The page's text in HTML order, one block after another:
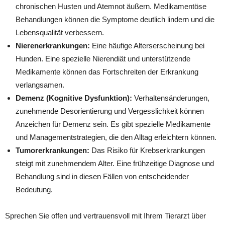
chronischen Husten und Atemnot äußern. Medikamentöse
Behandlungen können die Symptome deutlich lindern und die
Lebensqualität verbessern.
Nierenerkrankungen: Eine häufige Alterserscheinung bei
Hunden. Eine spezielle Nierendiät und unterstützende
Medikamente können das Fortschreiten der Erkrankung
verlangsamen.
Demenz (Kognitive Dysfunktion): Verhaltensänderungen,
zunehmende Desorientierung und Vergesslichkeit können
Anzeichen für Demenz sein. Es gibt spezielle Medikamente
und Managementstrategien, die den Alltag erleichtern können.
Tumorerkrankungen: Das Risiko für Krebserkrankungen
steigt mit zunehmendem Alter. Eine frühzeitige Diagnose und
Behandlung sind in diesen Fällen von entscheidender
Bedeutung.
Sprechen Sie offen und vertrauensvoll mit Ihrem Tierarzt über